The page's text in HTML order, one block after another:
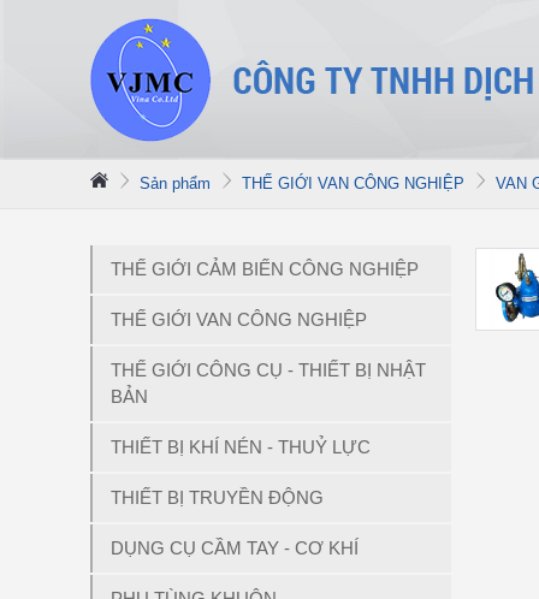
Sản phẩm THẾ GIỚI VAN CÔNG NGHIỆP VAN
THẾ GIỚI CẢM BIẾN CÔNG NGHIỆP
THẾ GIỚI VAN CÔNG NGHIỆP
THẾ GIỚI CÔNG CỤ - THIẾT BỊ NHẬT
BẢN
THIẾT BỊ KHÍ NÉN - THUỶ LỰC
THIẾT BỊ TRUYỀN ĐỘNG
DỤNG CỤ CẦM TAY - CƠ KHÍ